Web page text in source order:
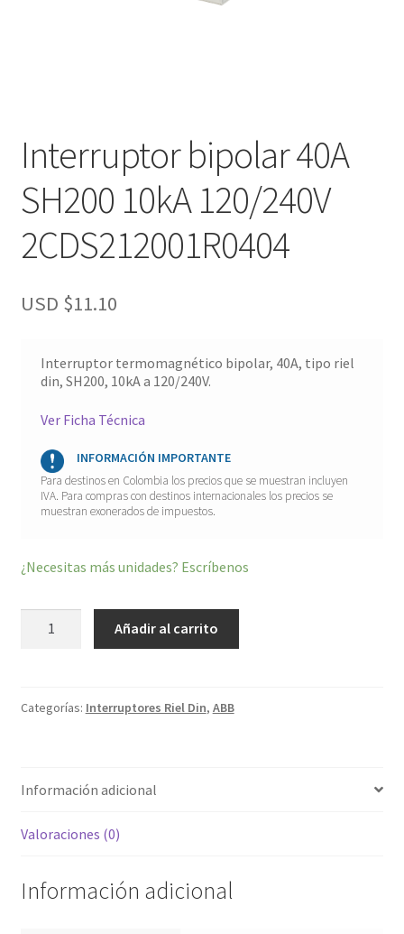
Interruptor bipolar 40A
SH200 10kA 120/240V
2CDS212001R0404
USD $11.10
Interruptor termomagnético bipolar, 40A, tipo riel
din, SH200, 10kA a 120/240V.
Ver Ficha Técnica
INFORMACIÓN IMPORTANTE
Para destinos en Colombia los precios que se muestran incluyen
IVA. Para compras con destinos internacionales los precios se
muestran exonerados de impuestos.
¿Necesitas más unidades? Escríbenos
Interruptor
bipolar
2CDS212001R0404
cantidad
Añadir al carrito
Categorías: Interruptores Riel Din, ABB
Información adicional
Valoraciones (0)
Información adicional